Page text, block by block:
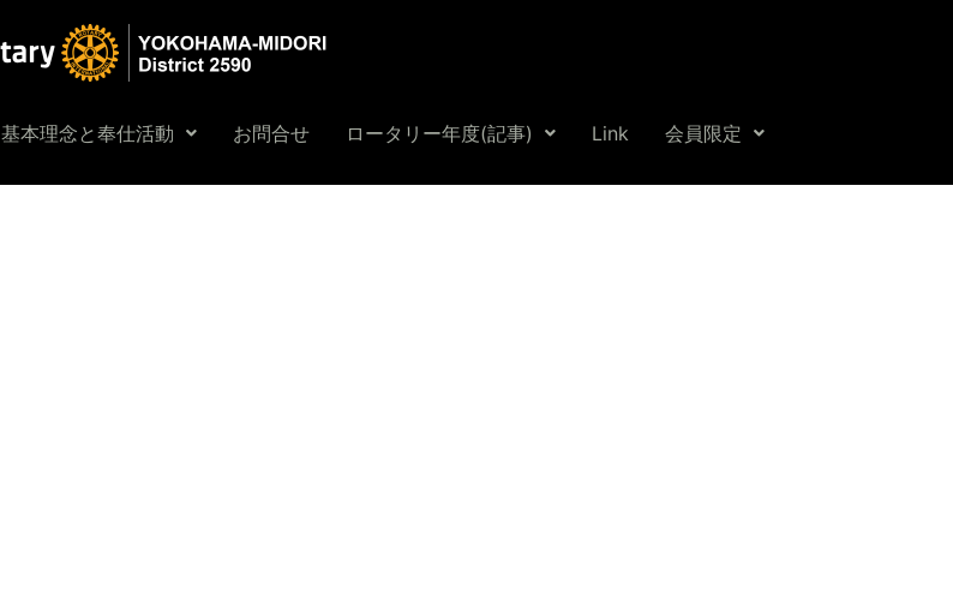
基本理念と奉仕活動 お問合せ ロータリー年度(記事) Link 会員限定